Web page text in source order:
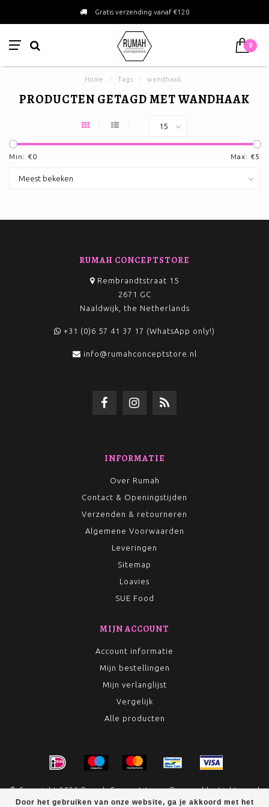
Gratis verzending vanaf €120
0
Home Tags wandhaak
PRODUCTEN GETAGD MET WANDHAAK
Min: €0 Max: €5
Door het gebruiken van onze website, ga je akkoord met het
RUMAH CONCEPTSTORE
Rembrandtstraat 15
2671 GC
Naaldwijk, the Netherlands
+31 (0)6 57 41 37 17 (WhatsApp only!)
info@rumahconceptstore.nl
INFORMATIE
Over Rumah
Contact & Openingstijden
Verzenden & retourneren
Algemene Voorwaarden
Leveringen
Sitemap
Loavies
SUE Food
MIJN ACCOUNT
Account informatie
Mijn bestellingen
Mijn verlanglijst
Vergelijk
Alle producten
© Copyright 2026 Rumah Conceptstore - Powered byLightspeed
- Theme by Dyvelopment